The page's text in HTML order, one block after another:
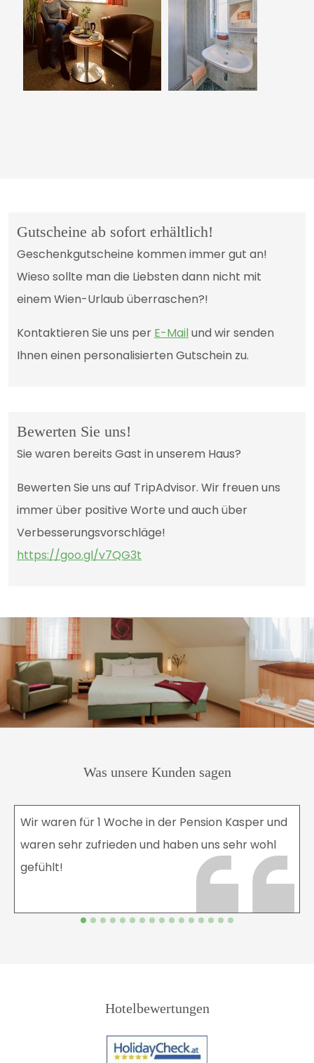
Gutscheine ab sofort erhältlich!
Geschenkgutscheine kommen immer gut an!
Wieso sollte man die Liebsten dann nicht mit
einem Wien-Urlaub überraschen?!
Kontaktieren Sie uns per E-Mailund wir senden
Ihnen einen personalisierten Gutschein zu.
Bewerten Sie uns!
Sie waren bereits Gast in unserem Haus?
Bewerten Sie uns auf TripAdvisor. Wir freuen uns
immer über positive Worte und auch über
Verbesserungsvorschläge!
https://goo.gl/v7QG3t
Was unsere Kunden sagen
Wir waren für 1 Woche in der Pension Kasper und
waren sehr zufrieden und haben uns sehr wohl
gefühlt!
Hotelbewertungen